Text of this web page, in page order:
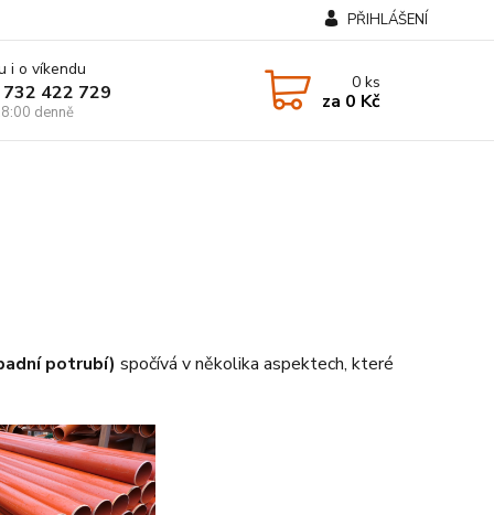
PŘIHLÁŠENÍ
i o víkendu
422 729
denně
0ks
za 0 Kč
potrubí) spočívá v několika aspektech, které